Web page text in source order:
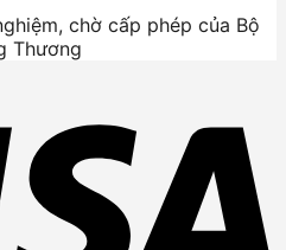
chờ cấp phép của Bộ
Thương